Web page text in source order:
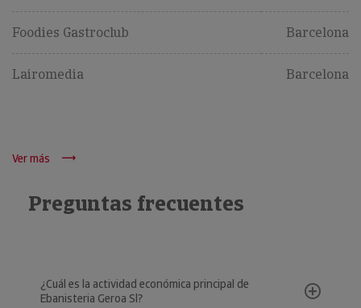
Foodies Gastroclub Barcelona
Lairomedia Barcelona
Ver más
Preguntas frecuentes
¿Cuál es la actividad económica principal de
Ebanisteria Geroa Sl?